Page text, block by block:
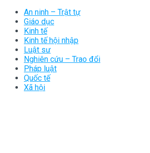
An ninh – Trật tự
Giáo dục
Kinh tế
Kinh tế hội nhập
Luật sư
Nghiên cứu – Trao đổi
Pháp luật
Quốc tế
Xã hội